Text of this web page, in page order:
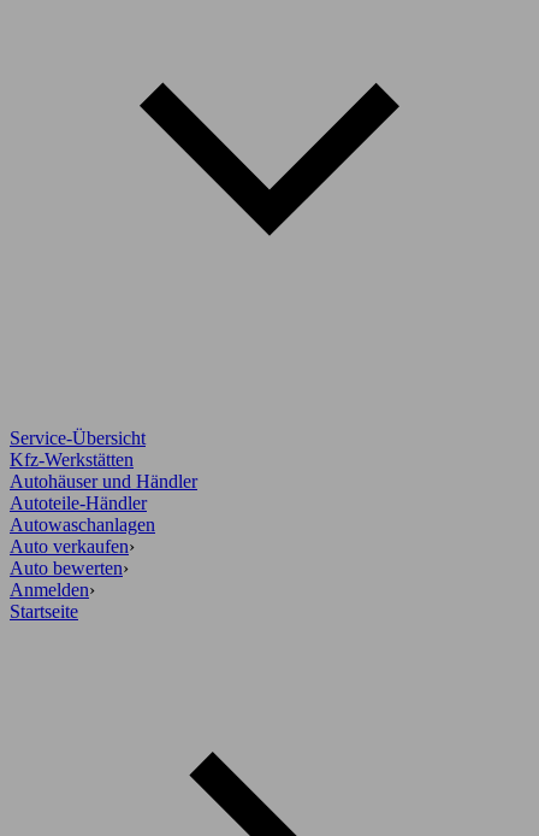
Service-Übersicht
Kfz-Werkstätten
Autohäuser und Händler
Autoteile-Händler
Autowaschanlagen
Auto verkaufen›
Auto bewerten›
Anmelden›
Startseite